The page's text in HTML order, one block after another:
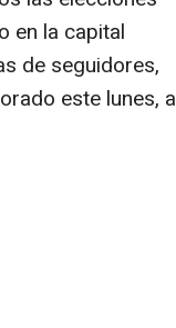
en la capital
de seguidores,
este lunes, a